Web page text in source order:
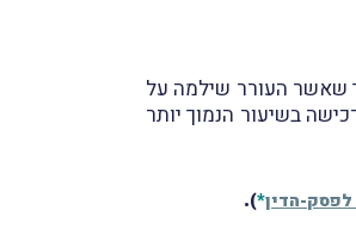
שאשר העורר שילמה על
בשיעור הנמוך יותר
לפסק-הדין*
)
.